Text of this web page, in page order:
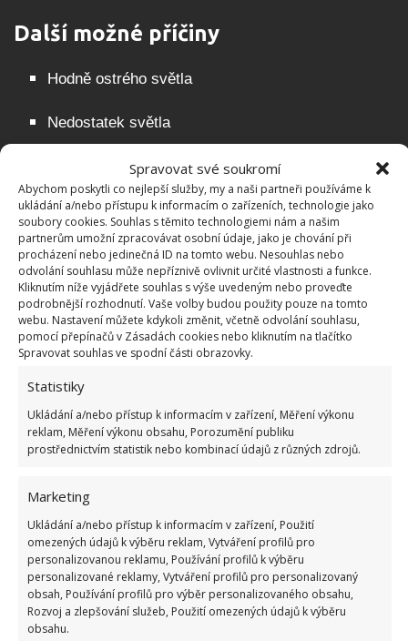
Spravovat své soukromí
Abychom poskytli co nejlepší služby, my a naši partneři používáme k
ukládání a/nebo přístupu k informacím o zařízeních, technologie jako
soubory cookies. Souhlas s těmito technologiemi nám a našim
partnerům umožní zpracovávat osobní údaje, jako je chování při
procházení nebo jedinečná ID na tomto webu. Nesouhlas nebo
odvolání souhlasu může nepříznivě ovlivnit určité vlastnosti a funkce.
Kliknutím níže vyjádřete souhlas s výše uvedeným nebo proveďte
podrobnější rozhodnutí. Vaše volby budou použity pouze na tomto
webu. Nastavení můžete kdykoli změnit, včetně odvolání souhlasu,
pomocí přepínačů v Zásadách cookies nebo kliknutím na tlačítko
Spravovat souhlas ve spodní části obrazovky.
Statistiky
Ukládání a/nebo přístup k informacím v zařízení, Měření výkonu
reklam, Měření výkonu obsahu, Porozumění publiku
prostřednictvím statistik nebo kombinací údajů z různých zdrojů.
Marketing
Ukládání a/nebo přístup k informacím v zařízení, Použití
omezených údajů k výběru reklam, Vytváření profilů pro
personalizovanou reklamu, Používání profilů k výběru
personalizované reklamy, Vytváření profilů pro personalizovaný
obsah, Používání profilů pro výběr personalizovaného obsahu,
Rozvoj a zlepšování služeb, Použití omezených údajů k výběru
obsahu.
Další možné příčiny
Hodně ostrého světla
Nedostatek světla
Kytka stojí v průvanu
Rostlině chybí živiny
Napadení škůdci
Jak situaci řešit?
Nyní, když máte obecnou představu o tom, co by mohlo
fauny, je důležité, abyste se postarali o žluté listy, než
začnete implementovat novou taktiku péče. A tím, že se
o ně postaráte, máme na mysli se jich zbavit. Jejich
je úplně hnědý. To umožňuje rostlině nasměrovat svou
energii na nový zdravý růst. Někdy to bohužel
znamená, že po určitou dobu budete mít místo kytky
naháče. Ovšem pamatujte, že 30% listů musí na kytce